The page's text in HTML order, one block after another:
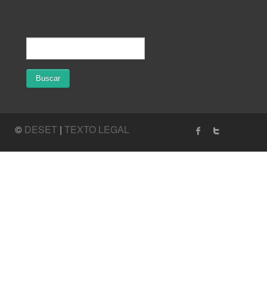
© DESET | TEXTO LEGAL